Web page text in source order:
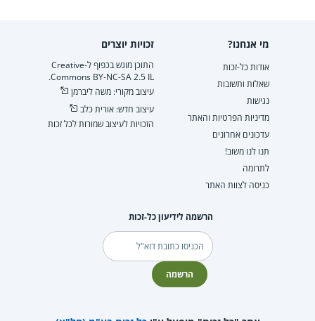
מי אנחנו?
אודות כל-זכות
שאלות ותשובות
נגישות
מדיניות הפרטיות והאתר
עדכונים אחרונים
תנו לנו משוב!
לתרומה
כניסה לצוות האתר
זכויות יוצרים
התוכן מוגש בכפוף ל-Creative
Commons BY-NC-SA 2.5 IL.
עיצוב מקורי: משה ליברמן
עיצוב חדש: אורית כלב
הזכויות לעיצוב שמורות לכל זכות
הרשמה לידיעון כל-זכות
דוא"ל
הרשמה